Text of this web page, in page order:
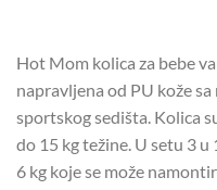
Hot Mom kolica za bebe
napravljena od PU kože
sportskog sedišta. Kolica
do 15 kg težine. U setu 3
6 kg koje se može